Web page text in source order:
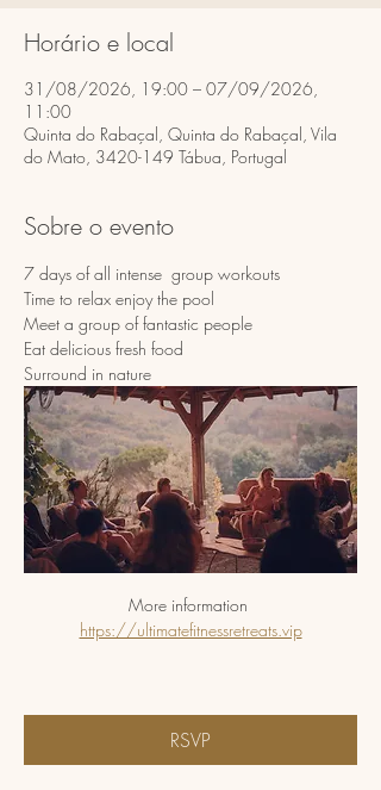
Horário e local
31/08/2026, 19:00 – 07/09/2026,
11:00
Quinta do Rabaçal, Quinta do Rabaçal, Vila
do Mato, 3420-149 Tábua, Portugal
Sobre o evento
7 days of all intense  group workouts
Time to relax enjoy the pool
Meet a group of fantastic people
Eat delicious fresh food
Surround in nature
More information
https://ultimatefitnessretreats.vip
RSVP